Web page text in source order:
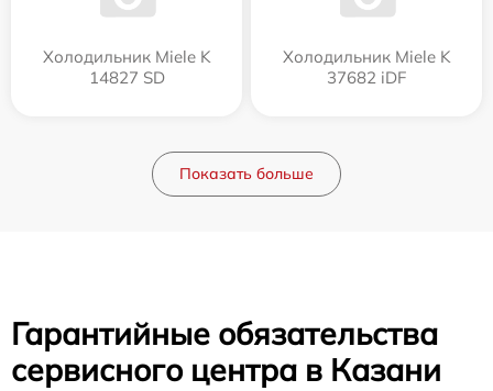
Холодильник Miele K
14827 SD
Холодильник Miele K
37682 iDF
Показать больше
Гарантийные обязательства
сервисного центра в Казани